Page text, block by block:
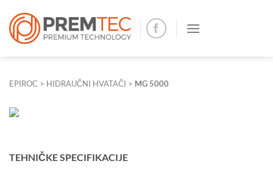
content
EPIROC > HIDRAUČNI HVATAČI > MG 5000
TEHNIČKE SPECIFIKACIJE